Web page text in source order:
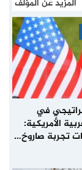
المزيد عن المؤلف
في
الأمريكية:
تجربة صاروخ…